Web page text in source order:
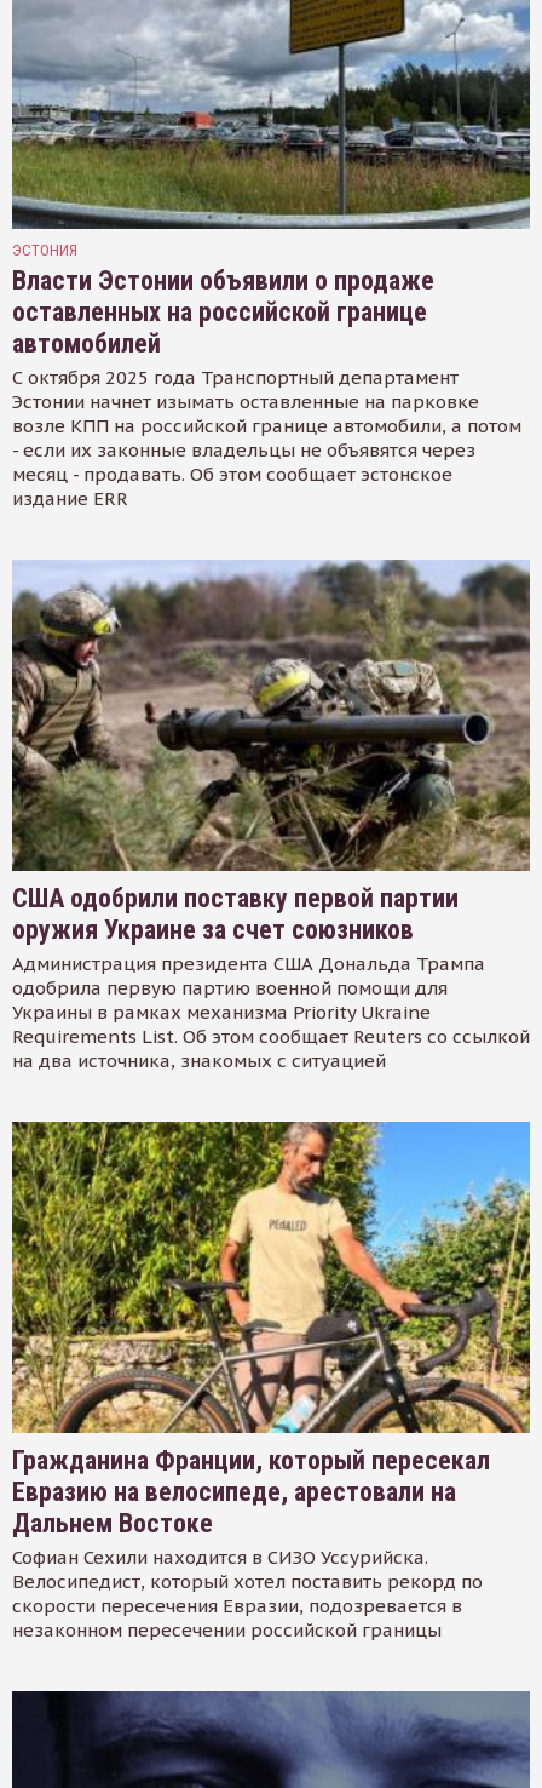
ЭСТОНИЯ
Власти Эстонии объявили о продаже
оставленных на российской границе
автомобилей
С октября 2025 года Транспортный департамент
Эстонии начнет изымать оставленные на парковке
возле КПП на российской границе автомобили, а потом
- если их законные владельцы не объявятся через
месяц - продавать. Об этом сообщает эстонское
издание ERR
США одобрили поставку первой партии
оружия Украине за счет союзников
Администрация президента США Дональда Трампа
одобрила первую партию военной помощи для
Украины в рамках механизма Priority Ukraine
Requirements List. Об этом сообщает Reuters со ссылкой
на два источника, знакомых с ситуацией
Гражданина Франции, который пересекал
Евразию на велосипеде, арестовали на
Дальнем Востоке
Софиан Сехили находится в СИЗО Уссурийска.
Велосипедист, который хотел поставить рекорд по
скорости пересечения Евразии, подозревается в
незаконном пересечении российской границы